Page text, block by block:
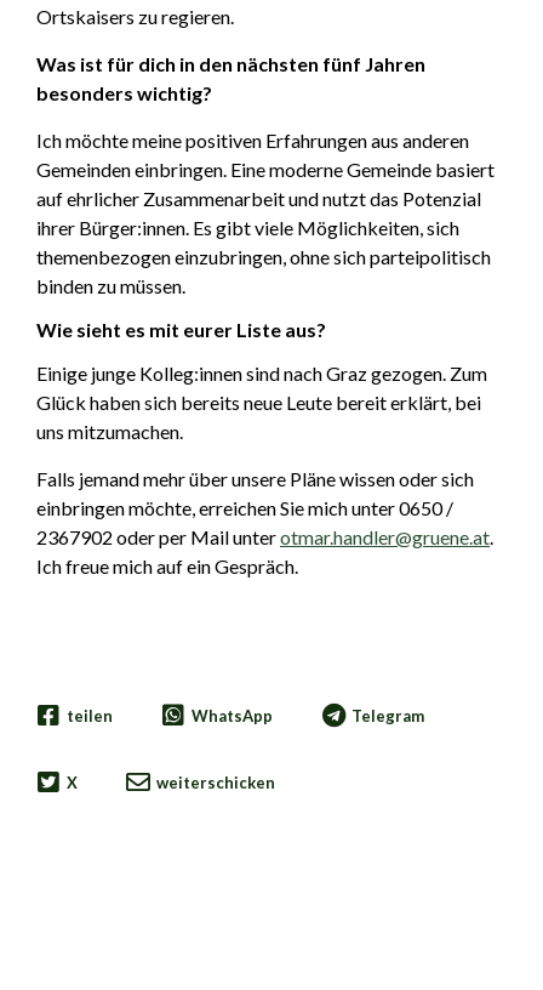
Ortskaisers zu regieren.
Was ist für dich in den nächsten fünf Jahren
besonders wichtig?
Ich möchte meine positiven Erfahrungen aus anderen
Gemeinden einbringen. Eine moderne Gemeinde basiert
auf ehrlicher Zusammenarbeit und nutzt das Potenzial
ihrer Bürger:innen. Es gibt viele Möglichkeiten, sich
themenbezogen einzubringen, ohne sich parteipolitisch
binden zu müssen.
Wie sieht es mit eurer Liste aus?
Einige junge Kolleg:innen sind nach Graz gezogen. Zum
Glück haben sich bereits neue Leute bereit erklärt, bei
uns mitzumachen.
Falls jemand mehr über unsere Pläne wissen oder sich
einbringen möchte, erreichen Sie mich unter 0650 /
2367902 oder per Mail unterotmar.handler@gruene.at.
Ich freue mich auf ein Gespräch.
teilen WhatsApp Telegram
X weiterschicken